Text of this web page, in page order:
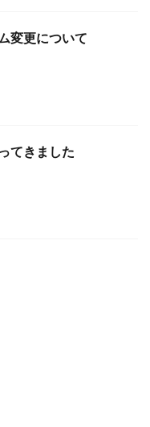
変更について
てきました